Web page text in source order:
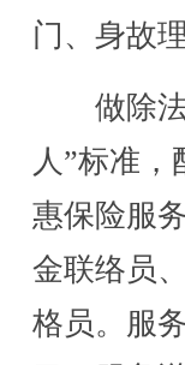
门、身故
做除法
人”标准
惠保险服
金联络员
格员。服